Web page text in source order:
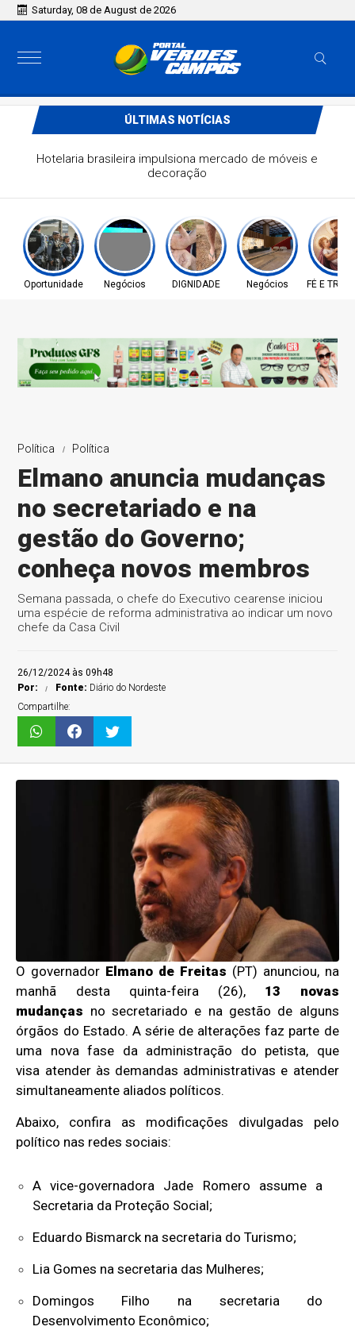
Saturday, 08 de August de 2026
ÚLTIMAS NOTÍCIAS
AGU pedirá na Justiça a retirada do Discord do ar
Oportunidade Negócios DIGNIDADE Negócios FÉ E
Política Política
Elmano anuncia mudanças
no secretariado e na
gestão do Governo;
conheça novos membros
Semana passada, o chefe do Executivo cearense iniciou
uma espécie de reforma administrativa ao indicar um novo
chefe da Casa Civil
26/12/2024 às 09h48
Por:
Fonte: Diário do Nordeste
Compartilhe:
O governador Elmano de Freitas (PT) anunciou, na
manhã desta quinta-feira (26), 13 novas
mudanças no secretariado e na gestão de alguns
órgãos do Estado. A série de alterações faz parte de
uma nova fase da administração do petista, que
visa atender às demandas administrativas e atender
simultaneamente aliados políticos.
Abaixo, confira as modificações divulgadas pelo
político nas redes sociais:
A vice-governadora Jade Romero assume a
Secretaria da Proteção Social;
Eduardo Bismarck na secretaria do Turismo;
Lia Gomes na secretaria das Mulheres;
Domingos Filho na secretaria do
Desenvolvimento Econômico;